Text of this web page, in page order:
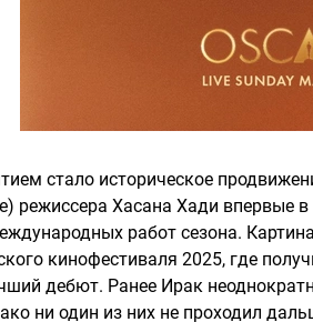
стало историческое
режиссера Хасана Хади впервые
работ сезона.
кинофестиваля 2025, где
дебют. Ранее Ирак
ни один из них не проходил